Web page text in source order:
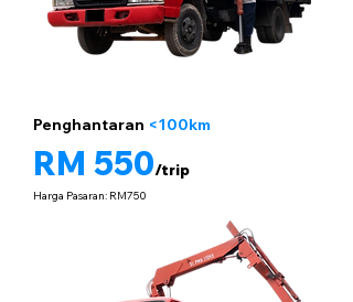
Penghantaran <100km
RM 550/trip
Harga Pasaran: RM750